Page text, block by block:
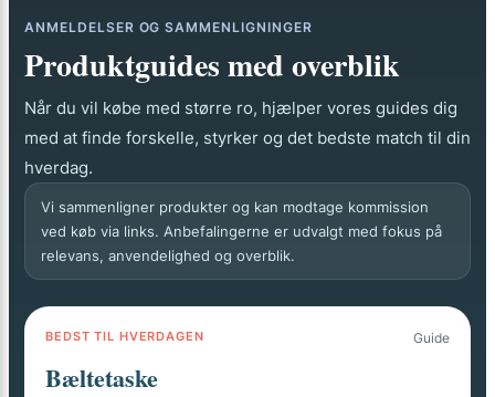
ANMELDELSER OG SAMMENLIGNINGER
Produktguides med overblik
Når du vil købe med større ro, hjælper vores guides dig
med at finde forskelle, styrker og det bedste match til din
hverdag.
Vi sammenligner produkter og kan modtage kommission
ved køb via links. Anbefalingerne er udvalgt med fokus på
relevans, anvendelighed og overblik.
BEDST TIL HVERDAGEN Guide
Bæltetaske